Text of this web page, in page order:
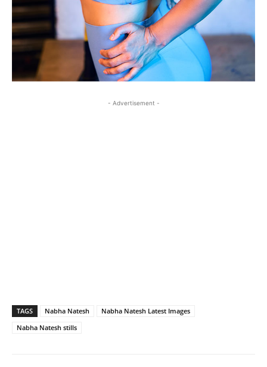
- Advertisement -
TAGS Nabha Natesh
Nabha Natesh Latest Images
Nabha Natesh stills